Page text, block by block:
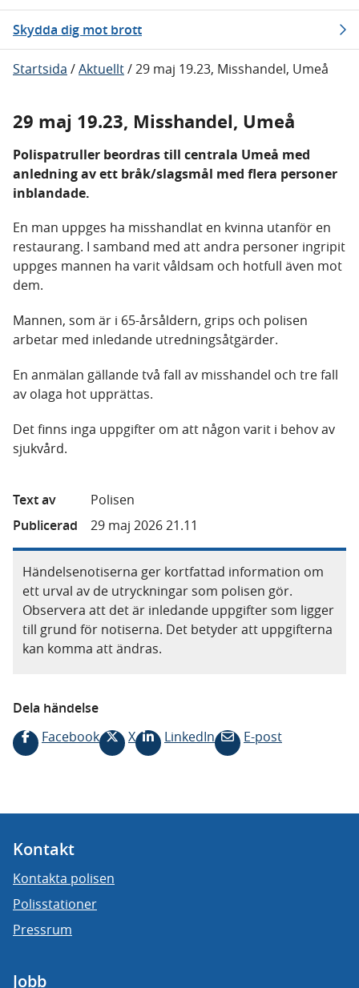
Skydda dig mot brott
Startsida /Aktuellt/29 maj 19.23, Misshandel, Umeå
29 maj 19.23, Misshandel, Umeå
Polispatruller beordras till centrala Umeå med
anledning av ett bråk/slagsmål med flera personer
inblandade.
En man uppges ha misshandlat en kvinna utanför en
restaurang. I samband med att andra personer ingripit
uppges mannen ha varit våldsam och hotfull även mot
dem.
Mannen, som är i 65-årsåldern, grips och polisen
arbetar med inledande utredningsåtgärder.
En anmälan gällande två fall av misshandel och tre fall
av olaga hot upprättas.
Det finns inga uppgifter om att någon varit i behov av
sjukvård.
Text av
Polisen
Publicerad
29 maj 2026 21.11
Händelsenotiserna ger kortfattad information om
ett urval av de utryckningar som polisen gör.
Observera att det är inledande uppgifter som ligger
till grund för notiserna. Det betyder att uppgifterna
kan komma att ändras.
Dela händelse
Facebook
X LinkedIn E-post
Kontakt
Kontakta polisen
Polisstationer
Pressrum
Jobb